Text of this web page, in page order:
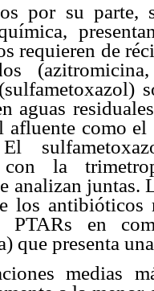
por su parte,
requieren de
aguas
afluente como
El
con la
analizan juntas.
los antibióticos
en
que presenta
medias